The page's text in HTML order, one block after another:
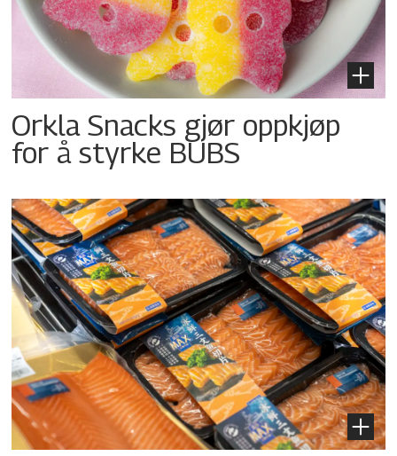
Orkla Snacks gjør oppkjøp
for å styrke BUBS